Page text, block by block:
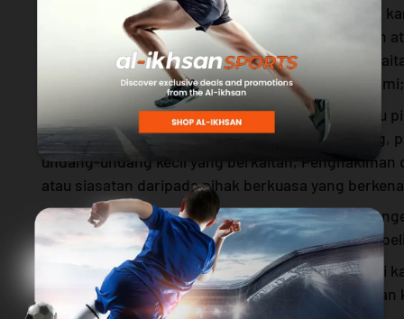
Peribadi anda serta untuk menjalankan kewajipan
termasuk juruaudit, perunding, peguam, akauntan
kewangan atau profesional lain yang dilantik
kepentingan dan penambahbaikan perniagaan kami;
iii. Mana-mana agensi kerajaan dan berkanun atau
penguatkuasaan bagi pematuhan undang-undang,
undang-undang kecil yang berkaitan, Penghakiman
atau siasatan daripada pihak berkuasa yang
iv. Platform pembayaran untuk tujuan menilai,
melancarkan pembayaran berkaitan dengan
v. institusi kewangan, pedagangan dan organisasi
berkaitan dengan transaksi komersial anda dengan